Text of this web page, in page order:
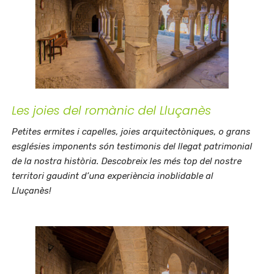
Les joies del romànic del Lluçanès
Petites ermites i capelles, joies arquitectòniques, o grans
esglésies imponents són testimonis del llegat patrimonial
de la nostra història. Descobreix les més top del nostre
territori gaudint d’una experiència inoblidable al
Lluçanès!